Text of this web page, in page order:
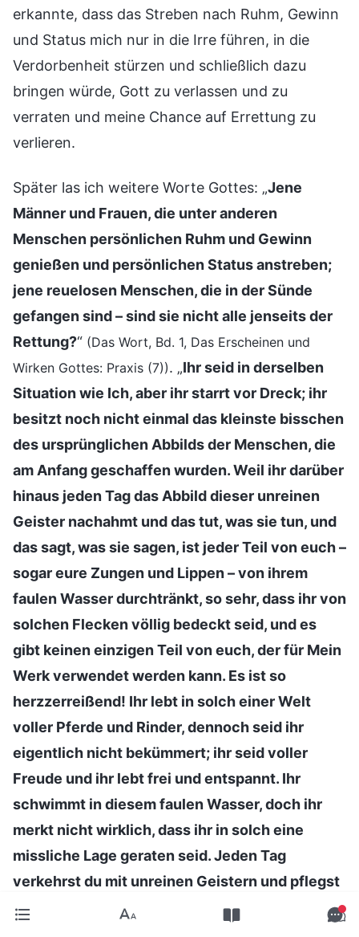
erkannte, dass das Streben nach Ruhm, Gewinn
und Status mich nur in die Irre führen, in die
Verdorbenheit stürzen und schließlich dazu
bringen würde, Gott zu verlassen und zu
verraten und meine Chance auf Errettung zu
verlieren.
Später las ich weitere Worte Gottes: „Jene
Männer und Frauen, die unter anderen
Menschen persönlichen Ruhm und Gewinn
genießen und persönlichen Status anstreben;
jene reuelosen Menschen, die in der Sünde
gefangen sind – sind sie nicht alle jenseits der
Rettung?“ (Das Wort, Bd. 1, Das Erscheinen und
Wirken Gottes: Praxis (7)). „Ihr seid in derselben
Situation wie Ich, aber ihr starrt vor Dreck; ihr
besitzt noch nicht einmal das kleinste bisschen
des ursprünglichen Abbilds der Menschen, die
am Anfang geschaffen wurden. Weil ihr darüber
hinaus jeden Tag das Abbild dieser unreinen
Geister nachahmt und das tut, was sie tun, und
das sagt, was sie sagen, ist jeder Teil von euch –
sogar eure Zungen und Lippen – von ihrem
faulen Wasser durchtränkt, so sehr, dass ihr von
solchen Flecken völlig bedeckt seid, und es
gibt keinen einzigen Teil von euch, der für Mein
Werk verwendet werden kann. Es ist so
herzzerreißend! Ihr lebt in solch einer Welt
voller Pferde und Rinder, dennoch seid ihr
eigentlich nicht bekümmert; ihr seid voller
Freude und ihr lebt frei und entspannt. Ihr
schwimmt in diesem faulen Wasser, doch ihr
merkt nicht wirklich, dass ihr in solch eine
missliche Lage geraten seid. Jeden Tag
verkehrst du mit unreinen Geistern und pflegst
mit ‚Exkrementen‘ Umgang, und dein Leben ist